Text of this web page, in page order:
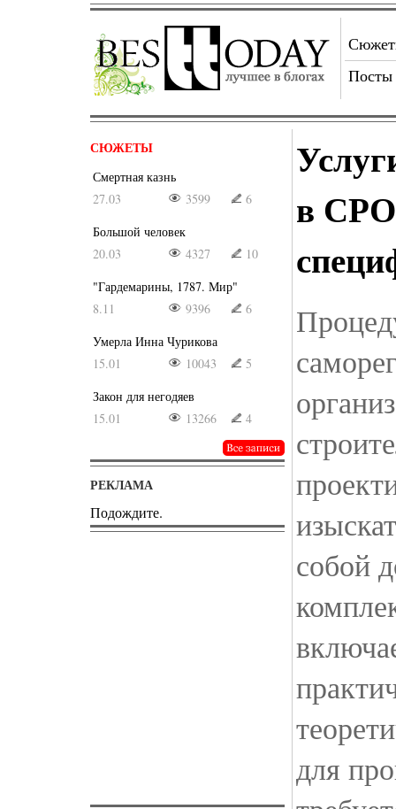
Посты
СЮЖЕТЫ
Смертная казнь
27.03
3599
6
Большой человек
20.03
4327
10
"Гардемарины, 1787. Мир"
8.11
9396
6
Умерла Инна Чурикова
15.01
10043
5
Закон для негодяев
15.01
13266 4
РЕКЛАМА
Подождите.
в
собой
для